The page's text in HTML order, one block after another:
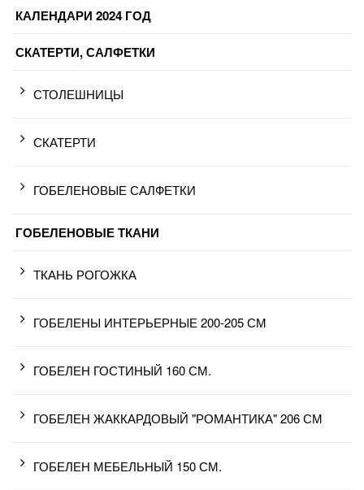
КАЛЕНДАРИ 2024 ГОД
СКАТЕРТИ, САЛФЕТКИ
СТОЛЕШНИЦЫ
СКАТЕРТИ
ГОБЕЛЕНОВЫЕ САЛФЕТКИ
ГОБЕЛЕНОВЫЕ ТКАНИ
ТКАНЬ РОГОЖКА
ГОБЕЛЕНЫ ИНТЕРЬЕРНЫЕ 200-205 СМ
ГОБЕЛЕН ГОСТИНЫЙ 160 СМ.
ГОБЕЛЕН ЖАККАРДОВЫЙ "РОМАНТИКА" 206 СМ
ГОБЕЛЕН МЕБЕЛЬНЫЙ 150 СМ.